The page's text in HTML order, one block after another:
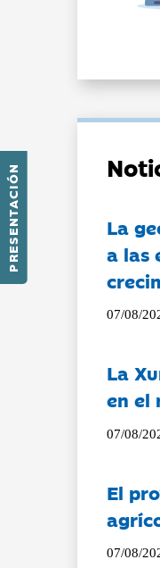
PRESENTACIÓN
La
a las
07/08/
La
en el
07/08/
El
07/08/